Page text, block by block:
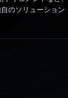
のソリューション